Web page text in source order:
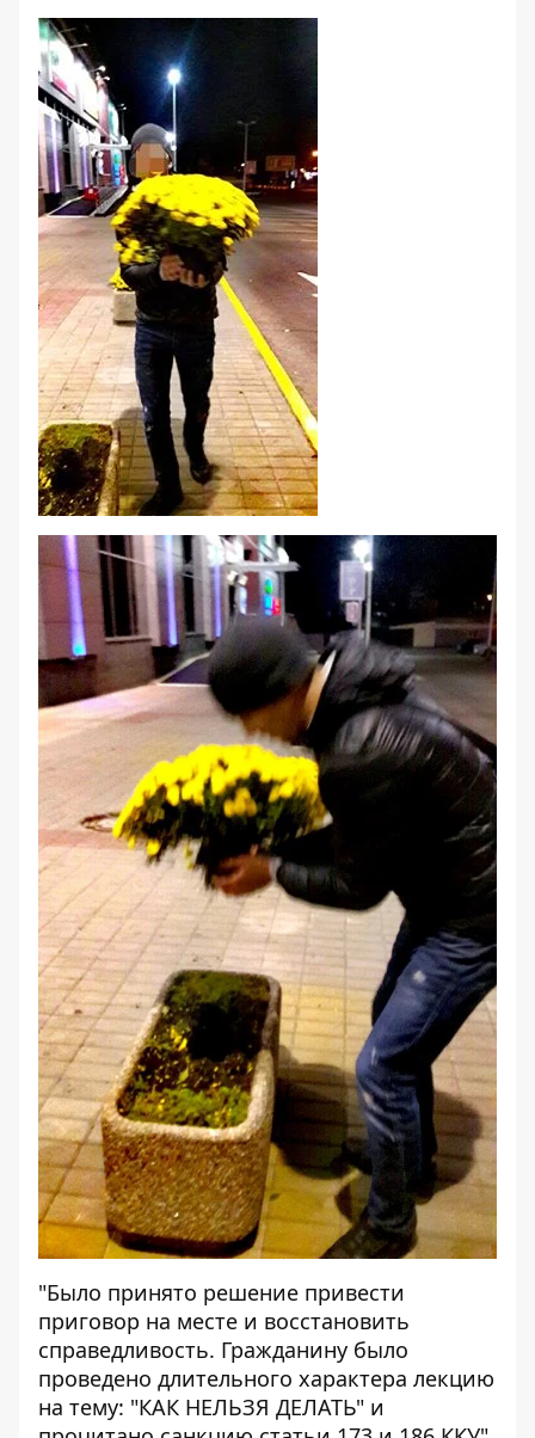
"Было принято решение привести
приговор на месте и восстановить
справедливость. Гражданину было
проведено длительного характера лекцию
на тему: "КАК НЕЛЬЗЯ ДЕЛАТЬ" и